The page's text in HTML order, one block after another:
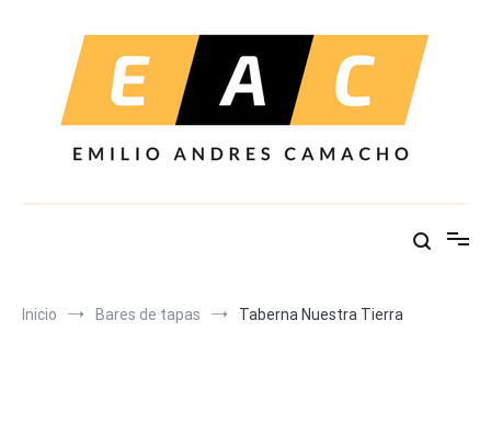
Inicio Bares de tapas Taberna Nuestra Tierra